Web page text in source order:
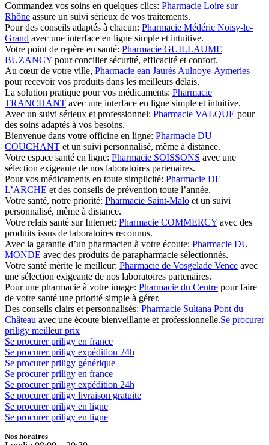
Commandez vos soins en quelques clics: Pharmacie Loire sur
Rhône assure un suivi sérieux de vos traitements.
Pour des conseils adaptés à chacun: Pharmacie Médéric Noisy-le-
Grand avec une interface en ligne simple et intuitive.
Votre point de repère en santé: Pharmacie GUILLAUME
BUZANCY pour concilier sécurité, efficacité et confort.
Au cœur de votre ville, Pharmacie ean Jaurès Aulnoye-Aymeries
pour recevoir vos produits dans les meilleurs délais.
La solution pratique pour vos médicaments: Pharmacie
TRANCHANT avec une interface en ligne simple et intuitive.
Avec un suivi sérieux et professionnel: Pharmacie VALQUE pour
des soins adaptés à vos besoins.
Bienvenue dans votre officine en ligne: Pharmacie DU
COUCHANT et un suivi personnalisé, même à distance.
Votre espace santé en ligne: Pharmacie SOISSONS avec une
sélection exigeante de nos laboratoires partenaires.
Pour vos médicaments en toute simplicité: Pharmacie DE
L’ARCHE et des conseils de prévention toute l’année.
Votre santé, notre priorité: Pharmacie Saint-Malo et un suivi
personnalisé, même à distance.
Votre relais santé sur Internet: Pharmacie COMMERCY avec des
produits issus de laboratoires reconnus.
Avec la garantie d’un pharmacien à votre écoute: Pharmacie DU
MONDE avec des produits de parapharmacie sélectionnés.
Votre santé mérite le meilleur: Pharmacie de Vosgelade Vence avec
une sélection exigeante de nos laboratoires partenaires.
Pour une pharmacie à votre image: Pharmacie du Centre pour faire
de votre santé une priorité simple à gérer.
Des conseils clairs et personnalisés: Pharmacie Sultana Pont du
Château avec une écoute bienveillante et professionnelle.Se procurer
priligy meilleur prix
Se procurer priligy en france
Se procurer priligy expédition 24h
Se procurer priligy générique
Se procurer priligy en france
Se procurer priligy expédition 24h
Se procurer priligy livraison gratuite
Se procurer priligy en ligne
Se procurer priligy en ligne
Nos horaires